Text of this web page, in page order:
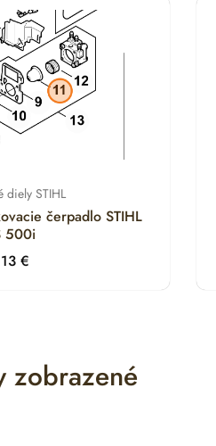
diely STIHL
čerpadlo STIHL
500i
€
zobrazené